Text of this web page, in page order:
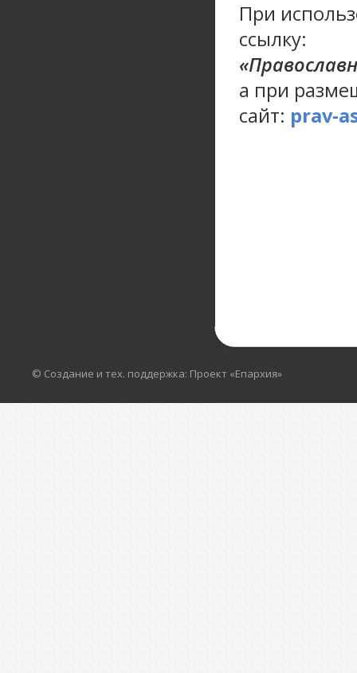
При
ссылку:
а при
сайт: prav-
© Создание и тех. поддержка: Проект «Епархия»